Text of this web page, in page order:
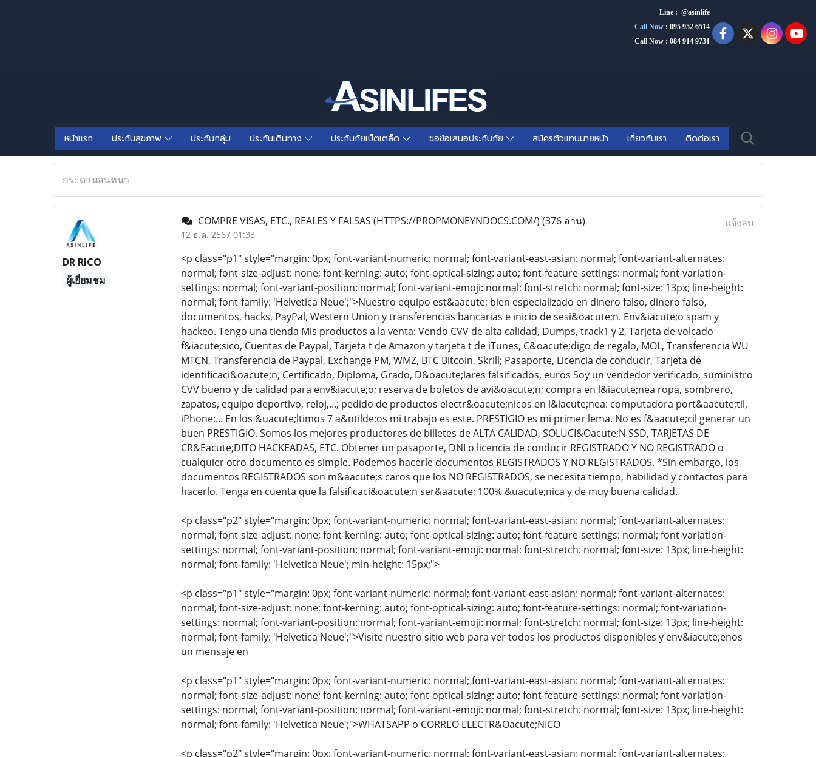
Line : @asinlife
Call Now : 095 952 6514
Call Now : 084 914 9731
หน้าแรก ประกันสุขภาพ ประกันกลุ่ม ประกันเดินทาง ประกันภัยเบ็ตเตล็ด ขอข้อเสนอประกันภัย สมัครตัวแทนนายหน้า เกี่ยวกับเรา ติดต่อเรา
กระดานสนทนา
DR RICO
ผู้เยี่ยมชม
COMPRE VISAS, ETC., REALES Y FALSAS (HTTPS://PROPMONEYNDOCS.COM/) (376 อ่าน)
12 ธ.ค. 2567 01:33
แจ้งลบ
<p class="p1" style="margin: 0px; font-variant-numeric: normal; font-variant-east-asian: normal; font-variant-alternates:
normal; font-size-adjust: none; font-kerning: auto; font-optical-sizing: auto; font-feature-settings: normal; font-variation-
settings: normal; font-variant-position: normal; font-variant-emoji: normal; font-stretch: normal; font-size: 13px; line-height:
normal; font-family: 'Helvetica Neue';">Nuestro equipo est&aacute; bien especializado en dinero falso, dinero falso,
documentos, hacks, PayPal, Western Union y transferencias bancarias e inicio de sesi&oacute;n. Env&iacute;o spam y
hackeo. Tengo una tienda Mis productos a la venta: Vendo CVV de alta calidad, Dumps, track1 y 2, Tarjeta de volcado
f&iacute;sico, Cuentas de Paypal, Tarjeta t de Amazon y tarjeta t de iTunes, C&oacute;digo de regalo, MOL, Transferencia WU
MTCN, Transferencia de Paypal, Exchange PM, WMZ, BTC Bitcoin, Skrill; Pasaporte, Licencia de conducir, Tarjeta de
identificaci&oacute;n, Certificado, Diploma, Grado, D&oacute;lares falsificados, euros Soy un vendedor verificado, suministro
CVV bueno y de calidad para env&iacute;o; reserva de boletos de avi&oacute;n; compra en l&iacute;nea ropa, sombrero,
zapatos, equipo deportivo, reloj,...; pedido de productos electr&oacute;nicos en l&iacute;nea: computadora port&aacute;til,
iPhone;... En los &uacute;ltimos 7 a&ntilde;os mi trabajo es este. PRESTIGIO es mi primer lema. No es f&aacute;cil generar un
buen PRESTIGIO. Somos los mejores productores de billetes de ALTA CALIDAD, SOLUCI&Oacute;N SSD, TARJETAS DE
CR&Eacute;DITO HACKEADAS, ETC. Obtener un pasaporte, DNI o licencia de conducir REGISTRADO Y NO REGISTRADO o
cualquier otro documento es simple. Podemos hacerle documentos REGISTRADOS Y NO REGISTRADOS. *Sin embargo, los
documentos REGISTRADOS son m&aacute;s caros que los NO REGISTRADOS, se necesita tiempo, habilidad y contactos para
hacerlo. Tenga en cuenta que la falsificaci&oacute;n ser&aacute; 100% &uacute;nica y de muy buena calidad.
<p class="p2" style="margin: 0px; font-variant-numeric: normal; font-variant-east-asian: normal; font-variant-alternates:
normal; font-size-adjust: none; font-kerning: auto; font-optical-sizing: auto; font-feature-settings: normal; font-variation-
settings: normal; font-variant-position: normal; font-variant-emoji: normal; font-stretch: normal; font-size: 13px; line-height:
normal; font-family: 'Helvetica Neue'; min-height: 15px;">
<p class="p1" style="margin: 0px; font-variant-numeric: normal; font-variant-east-asian: normal; font-variant-alternates:
normal; font-size-adjust: none; font-kerning: auto; font-optical-sizing: auto; font-feature-settings: normal; font-variation-
settings: normal; font-variant-position: normal; font-variant-emoji: normal; font-stretch: normal; font-size: 13px; line-height:
normal; font-family: 'Helvetica Neue';">Visite nuestro sitio web para ver todos los productos disponibles y env&iacute;enos
un mensaje en
<p class="p1" style="margin: 0px; font-variant-numeric: normal; font-variant-east-asian: normal; font-variant-alternates:
normal; font-size-adjust: none; font-kerning: auto; font-optical-sizing: auto; font-feature-settings: normal; font-variation-
settings: normal; font-variant-position: normal; font-variant-emoji: normal; font-stretch: normal; font-size: 13px; line-height:
normal; font-family: 'Helvetica Neue';">WHATSAPP o CORREO ELECTR&Oacute;NICO
<p class="p2" style="margin: 0px; font-variant-numeric: normal; font-variant-east-asian: normal; font-variant-alternates: